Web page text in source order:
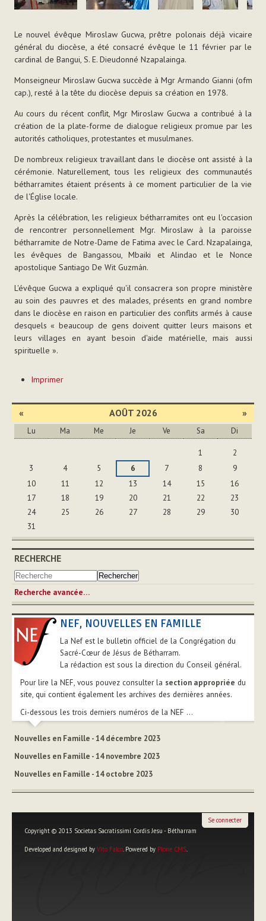
Le nouvel évêque Miroslaw Gucwa, prêtre polonais déjà vicaire
général du diocèse, a été consacré évêque le 11 février par le
cardinal de Bangui, S. E. Dieudonné Nzapalainga.
Monseigneur Miroslaw Gucwa succède à Mgr Armando Gianni (ofm
cap.), resté à la tête du diocèse depuis sa création en 1978.
Au cours du récent conflit, Mgr Miroslaw Gucwa a contribué à la
création de la plate-forme de dialogue religieux promue par les
autorités catholiques, protestantes et musulmanes.
De nombreux religieux travaillant dans le diocèse ont assisté à la
cérémonie. Naturellement, tous les religieux des communautés
bétharramites étaient présents à ce moment particulier de la vie
de l'Église locale.
Après la célébration, les religieux bétharramites ont eu l'occasion
de rencontrer personnellement Mgr. Miroslaw à la paroisse
bétharramite de Notre-Dame de Fatima avec le Card. Nzapalainga,
les évêques de Bangassou, Mbaiki et Alindao et le Nonce
apostolique Santiago De Wit Guzmán.
L'évêque Gucwa a expliqué qu'il consacrera son propre ministère
au soin des pauvres et des malades, présents en grand nombre
dans le diocèse en raison en particulier des conflits armés à cause
desquels « beaucoup de gens doivent quitter leurs maisons et
leurs villages en ayant besoin d'aide matérielle, mais aussi
spirituelle ».
sur
document
Imprimer
« AOÛT 2026 »
Lu Ma Me Je Ve Sa Di
1
2
3
4 5 6 7 8
9
10
11 12 13 14 15
16
17
18 19 20 21 22
23
24
25 26 27 28 29
30
31
RECHERCHE
Recherche avancée…
NEF, NOUVELLES EN FAMILLE
La Nef est le bulletin officiel de la Congrégation du
Sacré-Cœur de Jésus de Bétharram.
La rédaction est sous la direction du Conseil général.
Pour lire la NEF, vous pouvez consulter la section appropriée du
site, qui contient également les archives des dernières années.
Ci-dessous les trois derniers numéros de la NEF ...
Nouvelles en Famille - 14 décembre 2023
Nouvelles en Famille - 14 novembre 2023
Nouvelles en Famille - 14 octobre 2023
Copyright © 2013 Societas Sacratissimi Cordis Jesu - Bétharram
Developed and designed by Vito Falco. Powered by Plone CMS.
Se connecter